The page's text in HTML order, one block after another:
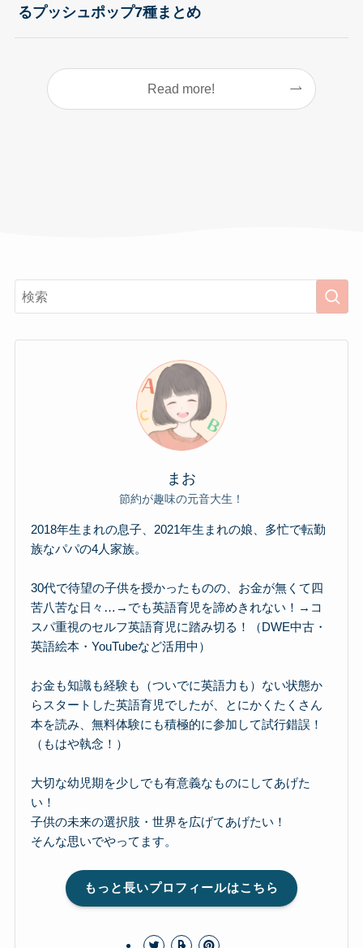
るプッシュポップ7種まとめ
Read more!
まお
節約が趣味の元音大生！
2018年生まれの息子、2021年生まれの娘、多忙で転勤
族なパパの4人家族。
30代で待望の子供を授かったものの、お金が無くて四
苦八苦な日々…→でも英語育児を諦めきれない！→コ
スパ重視のセルフ英語育児に踏み切る！（DWE中古・
英語絵本・YouTubeなど活用中）
お金も知識も経験も（ついでに英語力も）ない状態か
らスタートした英語育児でしたが、とにかくたくさん
本を読み、無料体験にも積極的に参加して試行錯誤！
（もはや執念！）
大切な幼児期を少しでも有意義なものにしてあげた
い！
子供の未来の選択肢・世界を広げてあげたい！
そんな思いでやってます。
もっと長いプロフィールはこちら